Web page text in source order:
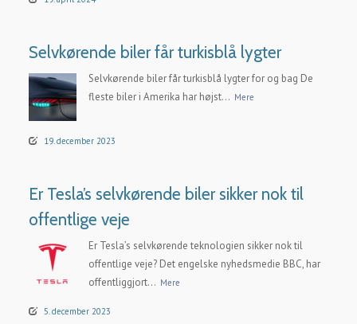
Selvkørende biler får turkisblå lygter
Selvkørende biler får turkisblå lygter for og bag De
fleste biler i Amerika har højst... Mere
19. december 2023
Er Tesla’s selvkørende biler sikker nok til
offentlige veje
Er Tesla’s selvkørende teknologien sikker nok til
offentlige veje? Det engelske nyhedsmedie BBC, har
offentliggjort... Mere
5. december 2023